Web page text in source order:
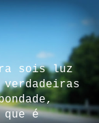
sois luz
verdadeiras
é